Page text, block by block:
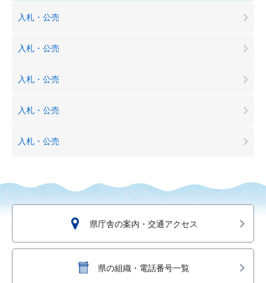
入札・公売
入札・公売
入札・公売
入札・公売
入札・公売
県庁舎の案内・交通アクセス
県の組織・電話番号一覧